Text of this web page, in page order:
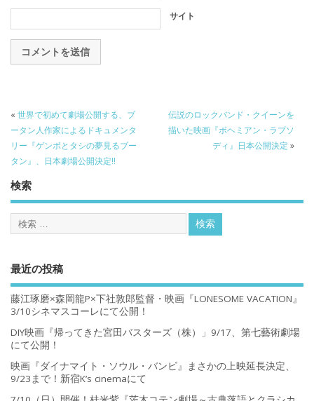
サイト
« 世界で初めて劇場公開する、ブ
ータン人作家によるドキュメンタ
リー『ゲンボとタシの夢見るブー
タン』、日本劇場公開決定!!
伝説のロックバンド・クイーンを
描いた映画『ボヘミアン・ラプソ
ディ』日本公開決定 »
検索
最近の投稿
藤江琢磨×森岡龍P×下社敦郎監督・映画『LONESOME VACATION』
3/10シネマスコーレにて公開！
DIY映画『帰ってきた宮田バスターズ（株）」9/17、第七藝術劇場
にて公開！
映画『ダイナマイト・ソウル・バンビ』まさかの上映延長決定、
9/23まで！新宿K’s cinemaにて